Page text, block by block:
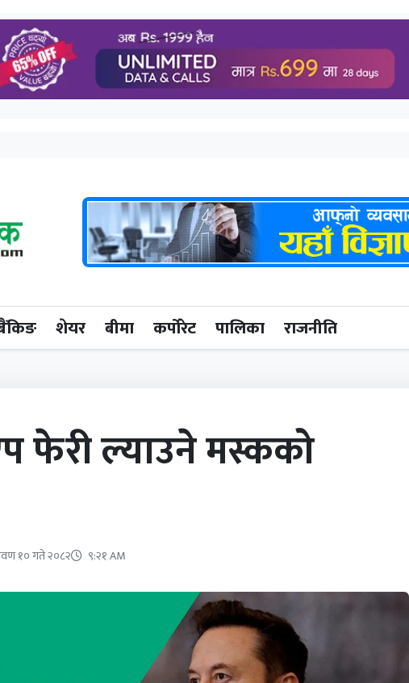
शेयर बीमा कर्पोरेट पालिका राजनीति
फेरी ल्याउने मस्कको
१० गते २०८२ ९:२१ AM